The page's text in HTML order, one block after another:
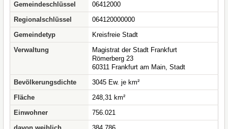
Gemeindeschlüssel
06412000
Regionalschlüssel
064120000000
Gemeindetyp
Kreisfreie Stadt
Verwaltung
Magistrat der Stadt Frankfurt
Römerberg 23
60311 Frankfurt am Main, Stadt
Bevölkerungsdichte
3045 Ew. je km²
Fläche
248,31 km²
Einwohner
756.021